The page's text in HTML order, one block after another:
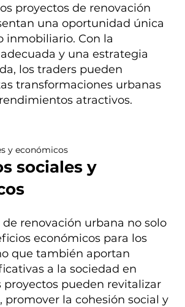
y económicos
sociales y
de renovación urbana no solo
económicos para los
que también aportan
a la sociedad en
proyectos pueden revitalizar
promover la cohesión social y
proyectos de renovación
una oportunidad única
inmobiliario. Con la
y una estrategia
los traders pueden
transformaciones urbanas
atractivos.